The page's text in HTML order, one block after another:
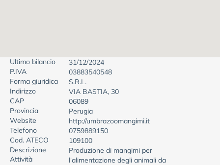
Ultimo bilancio
31/12/2024
P.IVA
03883540548
Forma giuridica
S.R.L.
Indirizzo
VIA BASTIA, 30
CAP
06089
Provincia
Perugia
Website
http://umbrazoomangimi.it
Telefono
0759889150
Cod. ATECO
109100
Descrizione
Attività
Produzione di mangimi per
l'alimentazione degli animali da